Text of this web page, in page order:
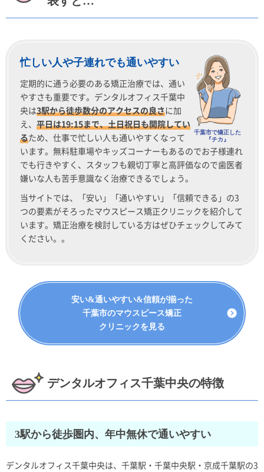
千葉市で矯正した
『チカ』
忙しい人や子連れでも通いやすい
定期的に通う必要のある矯正治療では、通い
やすさも重要です。デンタルオフィス千葉中
央は3駅から徒歩数分のアクセスの良さに加
え、 平日は19:15まで、土日祝日も開院してい
るため、仕事で忙しい人も通いやすくなって
います。無料駐車場やキッズコーナーもあるのでお子様連れ
でも行きやすく、スタッフも親切丁寧と高評価なので歯医者
嫌いな人も苦手意識なく治療できるでしょう。
当サイトでは、「安い」「通いやすい」「信頼できる」の3
つの要素がそろったマウスピース矯正クリニックを紹介して
います。矯正治療を検討している方はぜひチェックしてみて
ください。。
安い&通いやすい&信頼が揃った
千葉市のマウスピース矯正
クリニックを見る
デンタルオフィス千葉中央の特徴
3駅から徒歩圏内、年中無休で通いやすい
デンタルオフィス千葉中央は、千葉駅・千葉中央駅・京成千葉駅の3